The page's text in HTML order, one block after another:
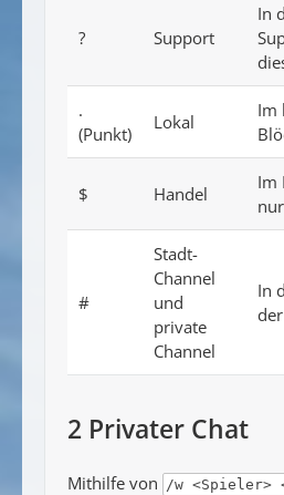
? Support
In
.
(Punkt)
Lokal
Im
$ Handel
Im
#
Stadt-
Channel
und
private
Channel
In
2 Privater Chat
Mithilfe von /w <Spieler>